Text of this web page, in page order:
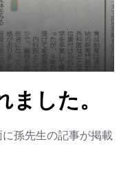
した。
孫先生の記事が掲載